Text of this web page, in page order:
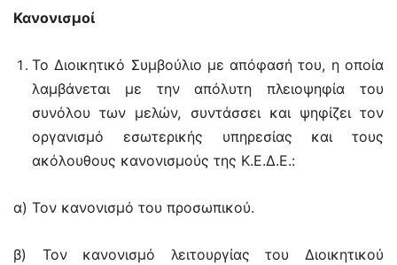
Κανονισμοί
Το Διοικητικό Συμβούλιο με απόφασή του, η οποία
λαμβάνεται με την απόλυτη πλειοψηφία του
συνόλου των μελών, συντάσσει και ψηφίζει τον
οργανισμό εσωτερικής υπηρεσίας και τους
ακόλουθους κανονισμούς της Κ.Ε.Δ.Ε.:
α) Τον κανονισμό του προσωπικού.
β) Τον κανονισμό λειτουργίας του Διοικητικού